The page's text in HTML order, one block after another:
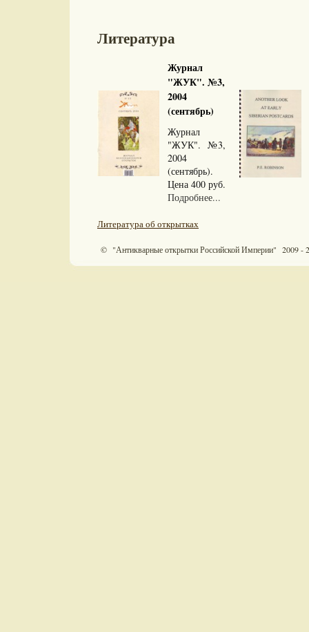
Литература
Журнал
"ЖУК". №3,
2004
(сентябрь)
Журнал
"ЖУК". №3,
2004
(сентябрь).
Цена 400 руб.
Подробнее...
Литература об открытках
© "Антикварные открытки Российской Империи" 2009 -